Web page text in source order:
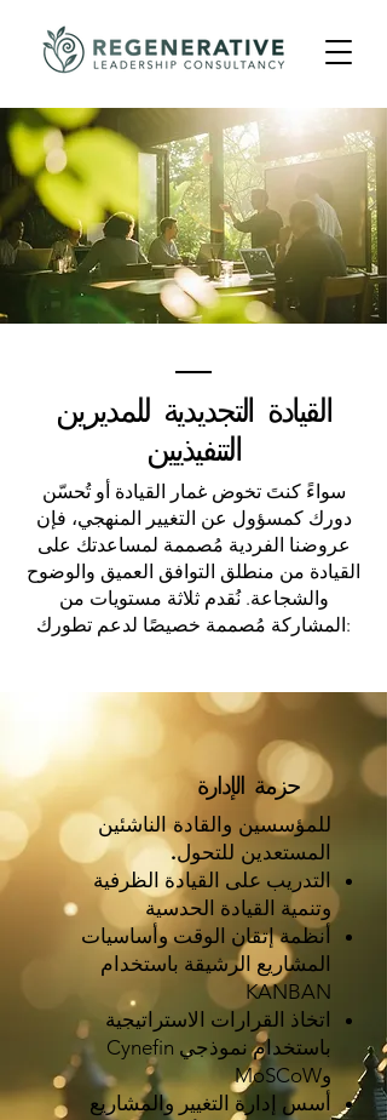
القيادة التجديدية للمديرين
التنفيذيين
سواءً كنتَ تخوض غمار القيادة أو تُحسّن
دورك كمسؤول عن التغيير المنهجي، فإن
عروضنا الفردية مُصممة لمساعدتك على
القيادة من منطلق التوافق العميق والوضوح
والشجاعة. نُقدم ثلاثة مستويات من
المشاركة مُصممة خصيصًا لدعم تطورك:
حزمة الإدارة
للمؤسسين والقادة الناشئين
المستعدين للتحول.
التدريب على القيادة الظرفية
وتنمية القيادة الحدسية
أنظمة إتقان الوقت وأساسيات
المشاريع الرشيقة باستخدام
KANBAN
اتخاذ القرارات الاستراتيجية
باستخدام نموذجي Cynefin
وMoSCoW
أسس إدارة التغيير والمشاريع